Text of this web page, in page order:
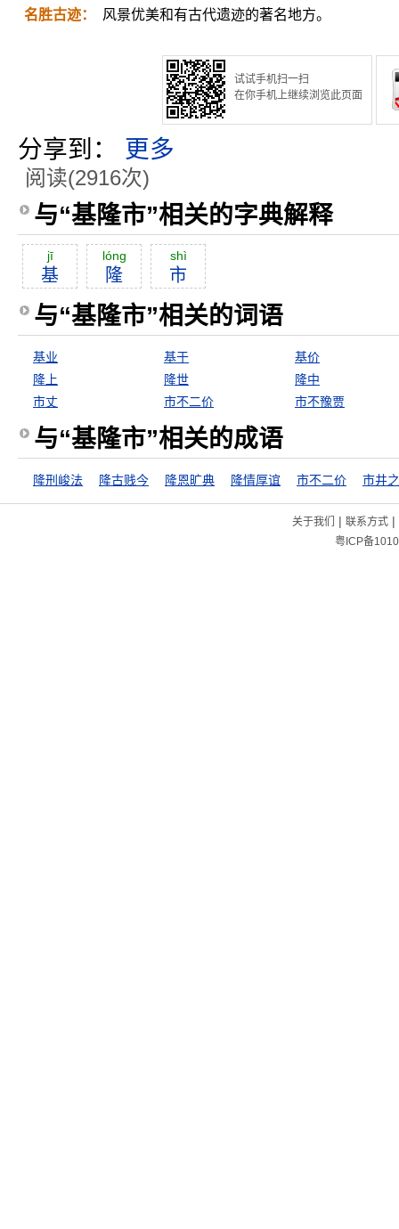
名胜古迹： 风景优美和有古代遗迹的著名地方。
试试手机扫一扫
在你手机上继续浏览此页面
分享到： 更多
阅读(2916次)
与“基隆市”相关的字典解释
jī
基
lóng
隆
shì
市
与“基隆市”相关的词语
基业 基于
基价
隆上
隆世
隆中
市丈
市不二价 市不豫贾
与“基隆市”相关的成语
隆刑峻法 隆古贱今 隆恩旷典 隆情厚谊 市不二价 市井
关于我们 | 联系方式|
粤ICP备